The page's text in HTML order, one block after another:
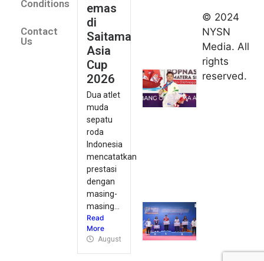
Conditions
Contact
Us
emas
di
Saitama
Asia
Cup
2026
Dua atlet
muda
sepatu
roda
Indonesia
mencatatkan
prestasi
dengan
masing-
masing...
Read
More
August 9, 2026
2026
Indonesia
kirim tiga
lifter
muda ke
Perkasa
© 2024
NYSN
Media. All
rights
reserved.